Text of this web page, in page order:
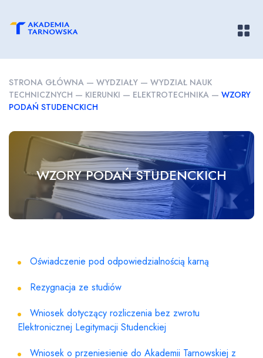
STRONA GŁÓWNA — WYDZIAŁY — WYDZIAŁ NAUK
TECHNICZNYCH — KIERUNKI — ELEKTROTECHNIKA — WZORY
PODAŃ STUDENCKICH
WZORY PODAŃ STUDENCKICH
Oświadczenie pod odpowiedzialnością karną
Rezygnacja ze studiów
Wniosek dotyczący rozliczenia bez zwrotu
Elektronicznej Legitymacji Studenckiej
Wniosek o przeniesienie do Akademii Tarnowskiej z